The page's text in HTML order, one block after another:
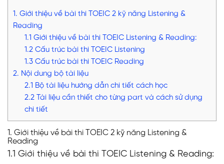
1. Giới thiệu về bài thi TOEIC 2 kỹ năng Listening &
Reading
1.1 Giới thiệu về bài thi TOEIC Listening & Reading:
1.2 Cấu trúc bài thi TOEIC Listening
1.3 Cấu trúc bài thi TOEIC Reading
2. Nội dung bộ tài liệu
2.1 Bộ tài liệu hướng dẫn chi tiết cách học
2.2 Tài liệu cần thiết cho từng part và cách sử dụng
chi tiết
1. Giới thiệu về bài thi TOEIC 2 kỹ năng Listening &
Reading
1.1 Giới thiệu về bài thi TOEIC Listening & Reading: